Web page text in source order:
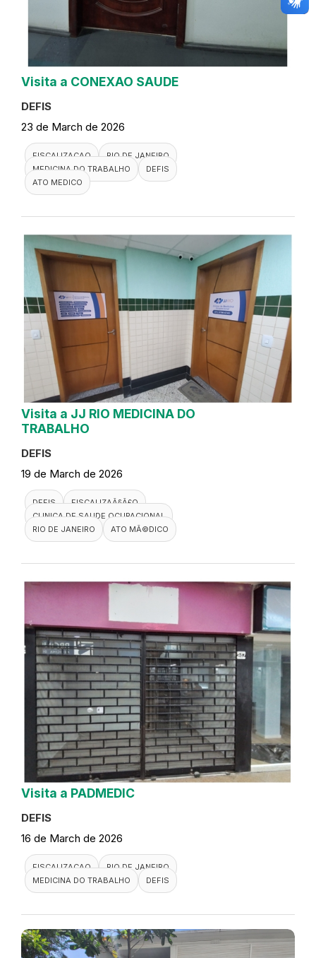
Visita a CONEXAO SAUDE
DEFIS
23 de March de 2026
FISCALIZACAO
RIO DE JANEIRO
MEDICINA DO TRABALHO
DEFIS
ATO MEDICO
Visita a JJ RIO MEDICINA DO
TRABALHO
DEFIS
19 de March de 2026
DEFIS
FISCALIZAÃ§Ã£O
CLINICA DE SAUDE OCUPACIONAL
RIO DE JANEIRO
ATO MÃ©DICO
Visita a PADMEDIC
DEFIS
16 de March de 2026
FISCALIZACAO
RIO DE JANEIRO
MEDICINA DO TRABALHO
DEFIS